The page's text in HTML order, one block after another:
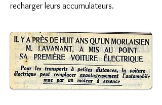
recharger leurs accumulateurs.